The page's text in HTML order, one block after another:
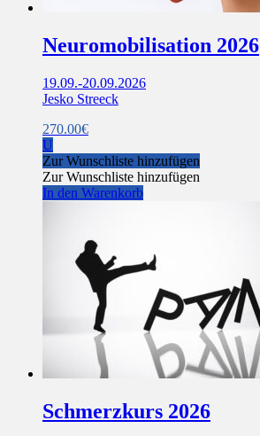
Neuromobilisation 2026
19.09.-20.09.2026
Jesko Streeck
270.00€
U
Zur Wunschliste hinzufügen
Zur Wunschliste hinzufügen
In den Warenkorb
Schmerzkurs 2026